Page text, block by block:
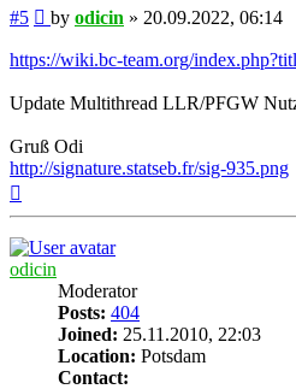
#5 Post
by odicin » 20.09.2022, 06:14
https://wiki.bc-team.org/
Update Multithread LLR/PFGW
Gruß Odi
http://signature.statseb.fr/sig-935.png
odicin
Moderator
Posts: 404
Joined: 25.11.2010, 22:03
Location: Potsdam
Contact: